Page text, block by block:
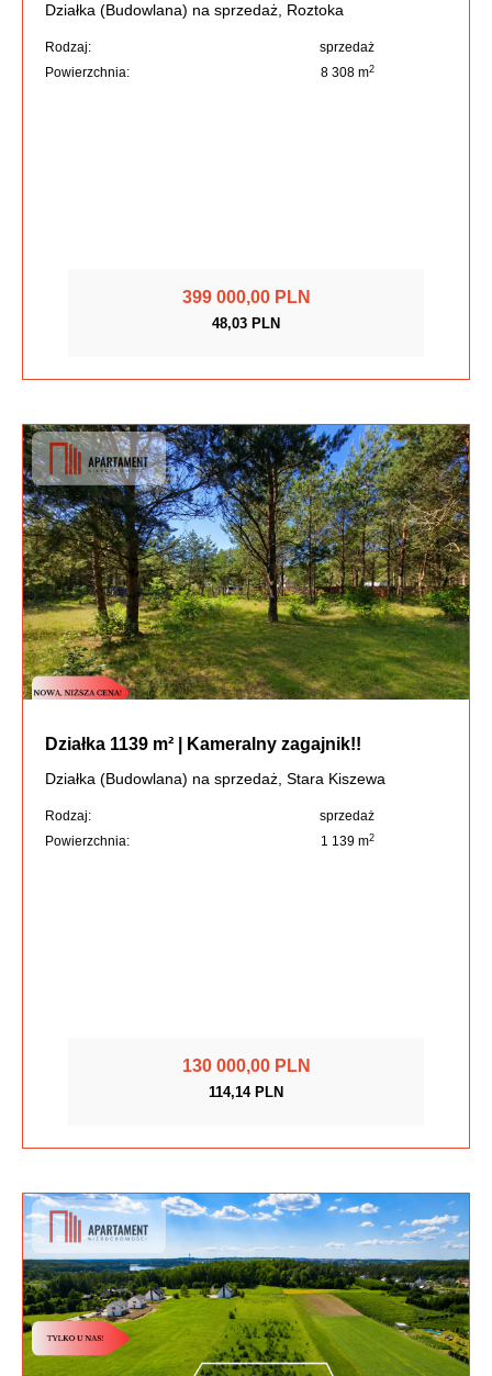
Działka (Budowlana) na sprzedaż, Roztoka
Rodzaj:
sprzedaż
Powierzchnia:
8 308 m2
399 000,00 PLN
48,03 PLN
Działka 1139 m² | Kameralny zagajnik!!
Działka (Budowlana) na sprzedaż, Stara Kiszewa
Rodzaj:
sprzedaż
Powierzchnia:
1 139 m2
130 000,00 PLN
114,14 PLN